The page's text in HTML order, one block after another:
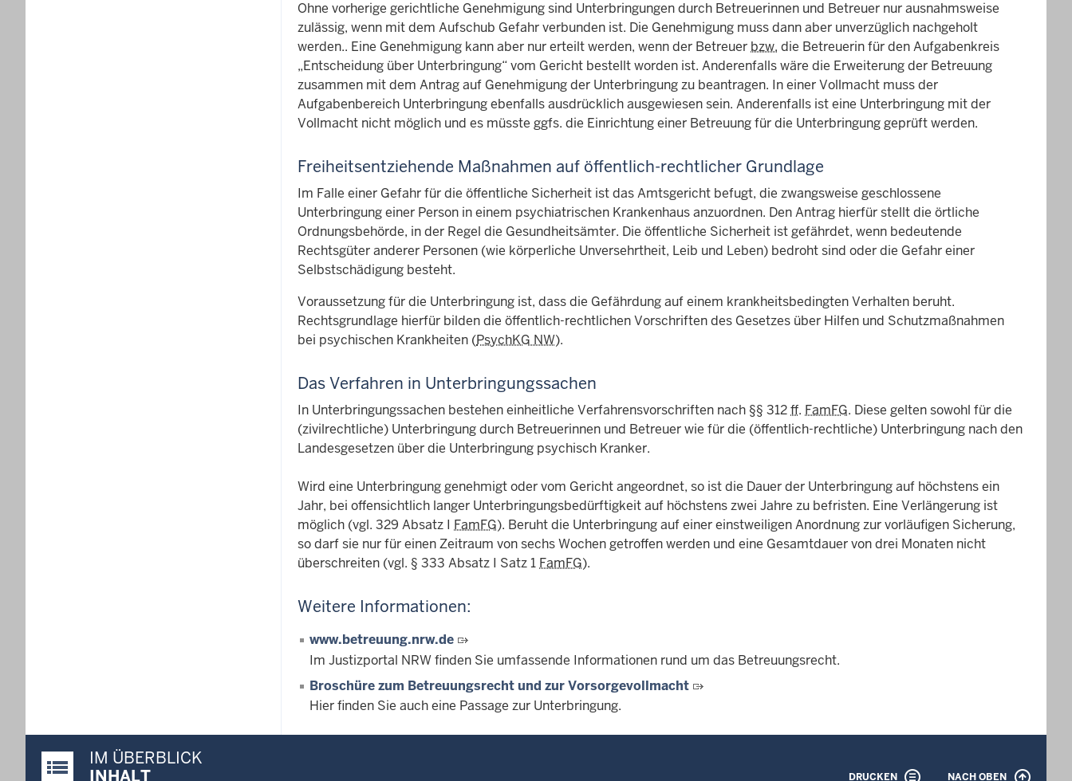
Ohne vorherige gerichtliche Genehmigung sind Unterbringungen durch Betreuerinnen und Betreuer nur ausnahmsweise
zulässig, wenn mit dem Aufschub Gefahr verbunden ist. Die Genehmigung muss dann aber unverzüglich nachgeholt
werden.. Eine Genehmigung kann aber nur erteilt werden, wenn der Betreuer bzw. die Betreuerin für den Aufgabenkreis
„Entscheidung über Unterbringung“ vom Gericht bestellt worden ist. Anderenfalls wäre die Erweiterung der Betreuung
zusammen mit dem Antrag auf Genehmigung der Unterbringung zu beantragen. In einer Vollmacht muss der
Aufgabenbereich Unterbringung ebenfalls ausdrücklich ausgewiesen sein. Anderenfalls ist eine Unterbringung mit der
Vollmacht nicht möglich und es müsste ggfs. die Einrichtung einer Betreuung für die Unterbringung geprüft werden.
Freiheitsentziehende Maßnahmen auf öffentlich-rechtlicher Grundlage
Im Falle einer Gefahr für die öffentliche Sicherheit ist das Amtsgericht befugt, die zwangsweise geschlossene
Unterbringung einer Person in einem psychiatrischen Krankenhaus anzuordnen. Den Antrag hierfür stellt die örtliche
Ordnungsbehörde, in der Regel die Gesundheitsämter. Die öffentliche Sicherheit ist gefährdet, wenn bedeutende
Rechtsgüter anderer Personen (wie körperliche Unversehrtheit, Leib und Leben) bedroht sind oder die Gefahr einer
Selbstschädigung besteht.
Voraussetzung für die Unterbringung ist, dass die Gefährdung auf einem krankheitsbedingten Verhalten beruht.
Rechtsgrundlage hierfür bilden die öffentlich-rechtlichen Vorschriften des Gesetzes über Hilfen und Schutzmaßnahmen
bei psychischen Krankheiten (PsychKG NW).
Das Verfahren in Unterbringungssachen
In Unterbringungssachen bestehen einheitliche Verfahrensvorschriften nach §§ 312ff. FamFG. Diese gelten sowohl für die
(zivilrechtliche) Unterbringung durch Betreuerinnen und Betreuer wie für die (öffentlich-rechtliche) Unterbringung nach den
Landesgesetzen über die Unterbringung psychisch Kranker.
Wird eine Unterbringung genehmigt oder vom Gericht angeordnet, so ist die Dauer der Unterbringung auf höchstens ein
Jahr, bei offensichtlich langer Unterbringungsbedürftigkeit auf höchstens zwei Jahre zu befristen. Eine Verlängerung ist
möglich (vgl. 329 Absatz I FamFG). Beruht die Unterbringung auf einer einstweiligen Anordnung zur vorläufigen Sicherung,
so darf sie nur für einen Zeitraum von sechs Wochen getroffen werden und eine Gesamtdauer von drei Monaten nicht
überschreiten (vgl. § 333 Absatz I Satz 1 FamFG).
Weitere Informationen:
www.betreuung.nrw.de
Im Justizportal NRW finden Sie umfassende Informationen rund um das Betreuungsrecht.
Broschüre zum Betreuungsrecht und zur Vorsorgevollmacht
Hier finden Sie auch eine Passage zur Unterbringung.
Justiz-Portal im Überblick:
IM ÜBERBLICK
INHALT
DRUCKEN NACH OBEN